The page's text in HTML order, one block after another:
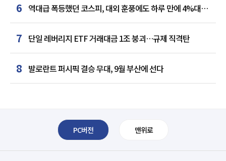
6 역대급 폭등했던 코스피, 대외 훈풍에도 하루 만에 4%대
급락
7 단일 레버리지 ETF 거래대금 1조 붕괴…규제 직격탄
8 발로란트 퍼시픽 결승 무대, 9월 부산에 선다
PC버전 맨위로